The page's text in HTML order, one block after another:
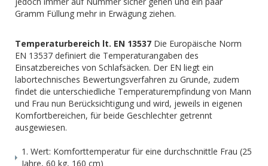
Gramm Füllung mehr in Erwägung ziehen.
Temperaturbereich lt. EN 13537 Die Europäische Norm
EN 13537 definiert die Temperaturangaben des
Einsatzbereiches von Schlafsäcken. Der EN liegt ein
labortechnisches Bewertungsverfahren zu Grunde, zudem
findet die unterschiedliche Temperaturempfindung von Mann
und Frau nun Berücksichtigung und wird, jeweils in eigenen
Komfortbereichen, für beide Geschlechter getrennt
ausgewiesen.
1. Wert: Komforttemperatur für eine durchschnittle Frau (25
Jahre, 60 kg, 160 cm)